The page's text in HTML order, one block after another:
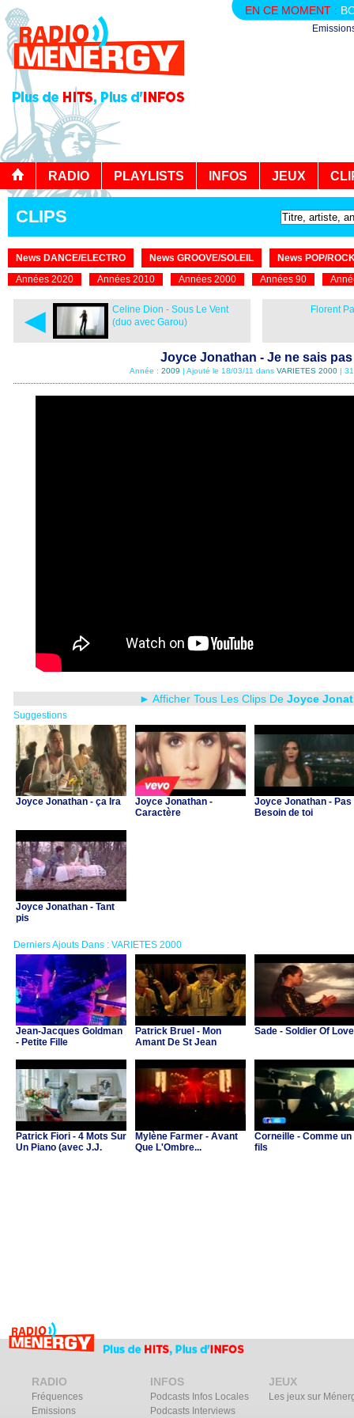
EN CE MOMENT :
RADIO PLAYLISTS INFOS JEUX
CLIPS
News DANCE/ELECTRO News GROOVE/SOLEIL
News POP/
Années 2020
Années 2010 Années 2000 Années 90
◄
Celine Dion - Sous Le Vent
(duo avec Garou)
Florent
Joyce Jonathan - Je ne sais pas
Année : 2009 | Ajouté le 18/03/11 dans VARIETES 2000 |
► Afficher Tous Les Clips De Joyce
Suggestions
Joyce Jonathan - ça Ira
Joyce Jonathan -
Caractère
Joyce Jonathan - Pas
Besoin de toi
Joyce Jonathan - Tant
pis
Derniers Ajouts Dans : VARIETES 2000
Jean-Jacques Goldman
- Petite Fille
Patrick Bruel - Mon
Amant De St Jean
Sade - Soldier Of Love
Patrick Fiori - 4 Mots Sur
Un Piano (avec J.J.
Mylène Farmer - Avant
Que L'Ombre...
Corneille - Comme un
fils
RADIO
Fréquences
Emissions
INFOS
Podcasts Infos Locales
Podcasts Interviews
JEUX
Les jeux sur